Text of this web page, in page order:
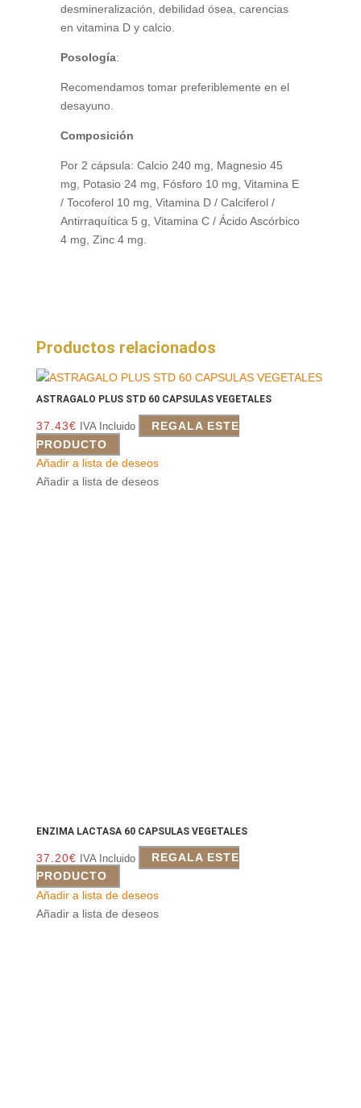
desmineralización, debilidad ósea, carencias
en vitamina D y calcio.
Posología:
Recomendamos tomar preferiblemente en el
desayuno.
Composición
Por 2 cápsula: Calcio 240 mg, Magnesio 45
mg, Potasio 24 mg, Fósforo 10 mg, Vitamina E
/ Tocoferol 10 mg, Vitamina D / Calciferol /
Antirraquítica 5 g, Vitamina C / Ácido Ascórbico
4 mg, Zinc 4 mg.
Productos relacionados
ASTRAGALO PLUS STD 60 CAPSULAS VEGETALES
37.43€ IVA Incluido
REGALA ESTE
PRODUCTO
Añadir a lista de deseos
Añadir a lista de deseos
ENZIMA LACTASA 60 CAPSULAS VEGETALES
37.20€ IVA Incluido
REGALA ESTE
PRODUCTO
Añadir a lista de deseos
Añadir a lista de deseos